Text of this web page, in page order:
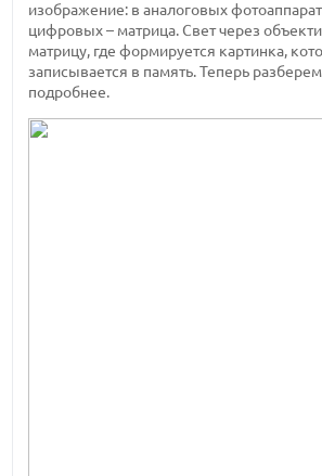
изображение: в аналоговых
цифровых – матрица. Свет через
матрицу, где формируется картинка,
записывается в память. Теперь
подробнее.